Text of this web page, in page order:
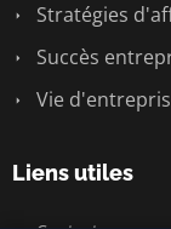
Stratégies
Succès
Vie
Liens utiles